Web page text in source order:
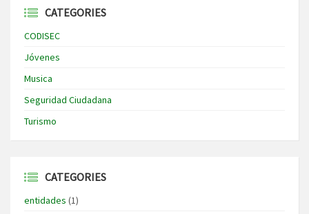
CATEGORIES
CODISEC
Jóvenes
Musica
Seguridad Ciudadana
Turismo
CATEGORIES
entidades (1)